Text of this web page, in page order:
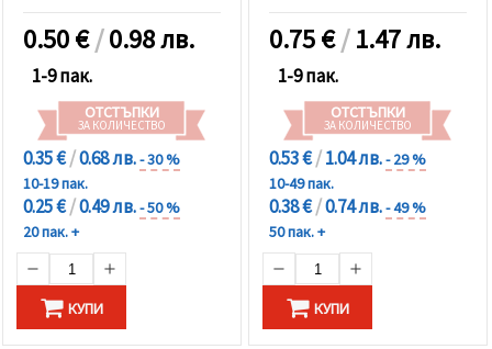
0.50€/0.98 лв.
1-9 пак.
ОТСТЪПКИ
ЗА КОЛИЧЕСТВО
0.35 €/0.68 лв.- 30 %
10-19 пак.
0.25 €/0.49 лв.- 50 %
20 пак. +
КУПИ
0.75€/1.47 лв.
1-9 пак.
ОТСТЪПКИ
ЗА КОЛИЧЕСТВО
0.53 €/1.04 лв.- 29 %
10-49 пак.
0.38 €/0.74 лв.- 49 %
50 пак. +
КУПИ